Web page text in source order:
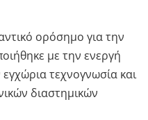
ορόσημο για την
με την ενεργή
τεχνογνωσία και
διαστημικών